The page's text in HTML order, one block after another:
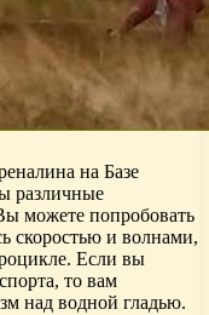
на Базе
различные
можете попробовать
скоростью и волнами,
Если вы
то вам
над водной гладью.